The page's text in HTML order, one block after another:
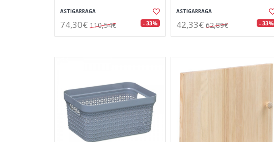
ASTIGARRAGA
74,30€ 110,54€ - 33%
ASTIGARRAGA
42,33€ 62,89€ - 33%